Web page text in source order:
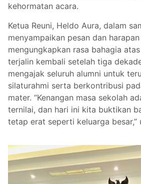
kehormatan acara.
Ketua Reuni, Heldo Aura, dalam
menyampaikan pesan dan
mengungkapkan rasa bahagia
terjalin kembali setelah tiga
mengajak seluruh alumni untuk
silaturahmi serta berkontribusi
mater. “Kenangan masa sekolah
ternilai, dan hari ini kita buktikan
tetap erat seperti keluarga besar,”